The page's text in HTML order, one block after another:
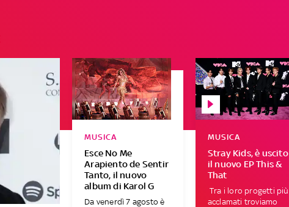
Esce No Me
Arapiento de Sentir
Tanto, il nuovo
album di Karol G
MUSICA
Da venerdì 7 agosto è
Stray Kids, è uscito
il nuovo EP This &
That
MUSICA
Tra i loro progetti più
acclamati troviamo